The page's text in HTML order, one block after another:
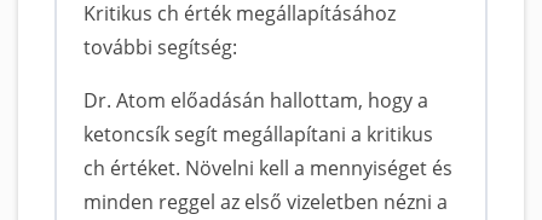
Kritikus ch érték megállapításához
további segítség:
Dr. Atom előadásán hallottam, hogy a
ketoncsík segít megállapítani a kritikus
ch értéket. Növelni kell a mennyiséget és
minden reggel az első vizeletben nézni a